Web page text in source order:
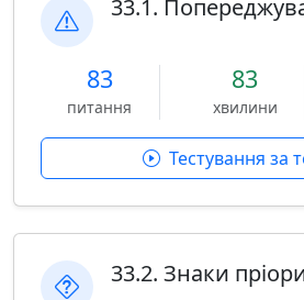
33.1.
83
питання
83
хвилини
Тестування за
33.2. Знаки